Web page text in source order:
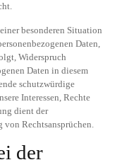
besonderen Situation
Daten,
Widerspruch
Daten in diesem
schutzwürdige
Interessen, Rechte
dient der
von Rechtsansprüchen.
der